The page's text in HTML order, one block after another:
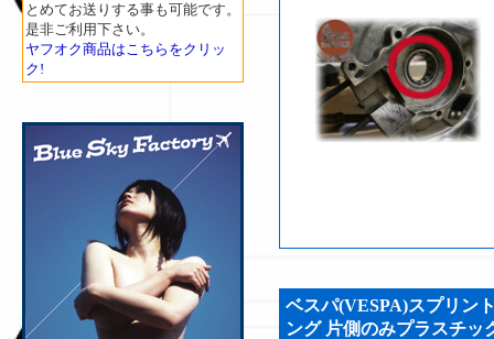
とめてお送りする事も可能です。
是非ご利用下さい。
ヤフオク商品はこちらをクリッ
ク!
ベスパ(VESPA)スプリン
ング 片側のみプラスチッ